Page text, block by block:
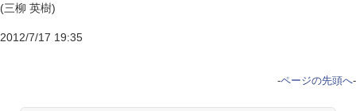
(三柳 英樹)
2012/7/17 19:35
-ページの先頭へ-